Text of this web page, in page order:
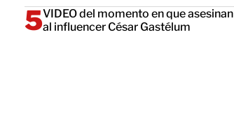
VIDEO del momento en que asesinan
al influencer César Gastélum